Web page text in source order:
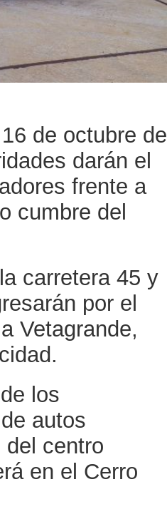
de octubre de
darán el
frente a
cumbre del
carretera 45 y
por el
Vetagrande,
los
autos
centro
en el Cerro